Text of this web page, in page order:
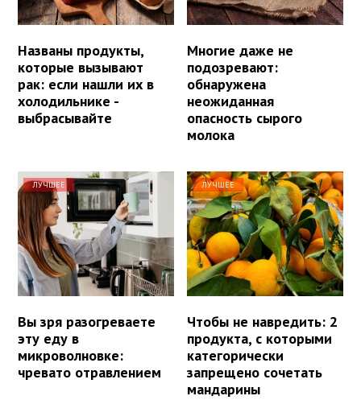
Названы продукты,
которые вызывают
рак: если нашли их в
холодильнике -
выбрасывайте
Многие даже не
подозревают:
обнаружена
неожиданная
опасность сырого
молока
ЛУЧШЕЕ
Вы зря разогреваете
эту еду в
микроволновке:
чревато отравлением
ЛУЧШЕЕ
Чтобы не навредить: 2
продукта, с которыми
категорически
запрещено сочетать
мандарины